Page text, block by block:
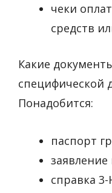
чеки
средств
Какие
специфической
Понадобится:
паспорт
заявление
справка